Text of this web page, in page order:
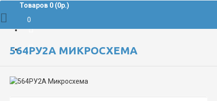
Товаров 0 (0р.)
0
РАДИОДЕТАЛИ И РАДИОЭЛЕКТРОННЫЕ КОМПОНЕНТЫ
564РУ2А МИКРОСХЕМА